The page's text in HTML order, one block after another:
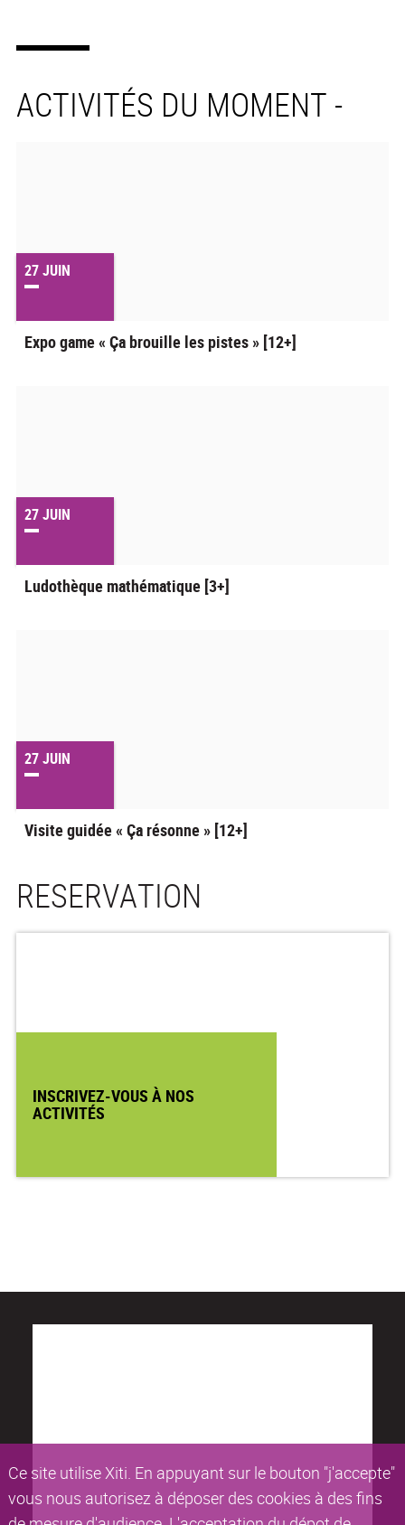
Ce site utilise Xiti. En appuyant sur le bouton "j'accepte"
vous nous autorisez à déposer des cookies à des fins
ACTIVITÉS DU MOMENT -
27JUIN
Expo game « Ça brouille les pistes » [12+]
27JUIN
Ludothèque mathématique [3+]
27JUIN
Visite guidée « Ça résonne » [12+]
RESERVATION
INSCRIVEZ-VOUS À NOS
ACTIVITÉS